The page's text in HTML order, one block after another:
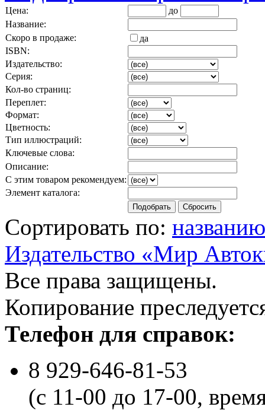
Цена:
до
Название:
Скоро в продаже:
да
ISBN:
Издательство:
Серия:
Кол-во страниц:
Переплет:
Формат:
Цветность:
Тип иллюстраций:
Ключевые слова:
Описание:
С этим товаром рекомендуем:
Элемент каталога:
Сортировать по: названию
Издательство «Мир
Все права защищены.
Копирование
Телефон для справок:
8 929-646-81-53
(с 11-00 до 17-00,